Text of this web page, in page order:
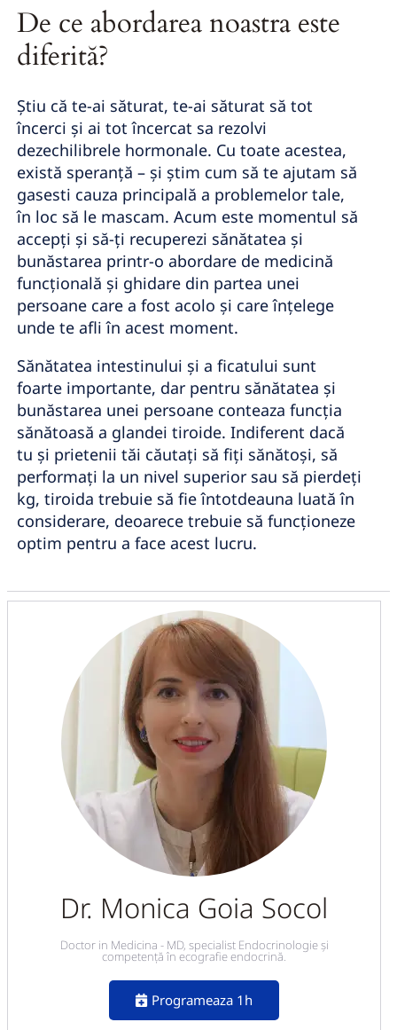
De ce abordarea noastra este
diferită?
Știu că te-ai săturat, te-ai săturat să tot
încerci și ai tot încercat sa rezolvi
dezechilibrele hormonale. Cu toate acestea,
există speranță – și știm cum să te ajutam să
gasesti cauza principală a problemelor tale,
în loc să le mascam. Acum este momentul să
accepți și să-ți recuperezi sănătatea și
bunăstarea printr-o abordare de medicină
funcțională și ghidare din partea unei
persoane care a fost acolo și care înțelege
unde te afli în acest moment.
Sănătatea intestinului și a ficatului sunt
foarte importante, dar pentru sănătatea și
bunăstarea unei persoane conteaza funcția
sănătoasă a glandei tiroide. Indiferent dacă
tu și prietenii tăi căutați să fiți sănătoși, să
performați la un nivel superior sau să pierdeți
kg, tiroida trebuie să fie întotdeauna luată în
considerare, deoarece trebuie să funcționeze
optim pentru a face acest lucru.
Dr. Monica Goia Socol
Doctor in Medicina - MD, specialist Endocrinologie și
competență în ecografie endocrină.
Programeaza 1h